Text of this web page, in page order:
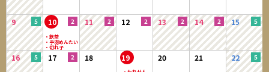
9 10 11 12 13 14 15
16 17 18 19 20 21 22